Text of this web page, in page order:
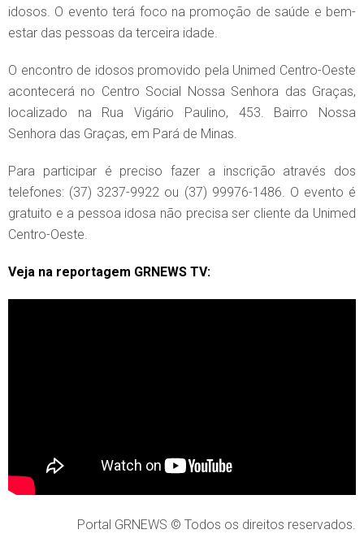
idosos. O evento terá foco na promoção de saúde e bem-
estar das pessoas da terceira idade.
O encontro de idosos promovido pela Unimed Centro-Oeste
acontecerá no Centro Social Nossa Senhora das Graças,
localizado na Rua Vigário Paulino, 453. Bairro Nossa
Senhora das Graças, em Pará de Minas.
Para participar é preciso fazer a inscrição através dos
telefones: (37) 3237-9922 ou (37) 99976-1486. O evento é
gratuito e a pessoa idosa não precisa ser cliente da Unimed
Centro-Oeste.
Veja na reportagem GRNEWS TV:
Portal GRNEWS © Todos os direitos reservados.